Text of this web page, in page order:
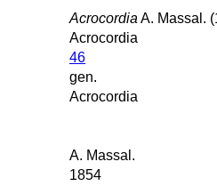
Acrocordia A. Massal.
Acrocordia
46
gen.
Acrocordia
A. Massal.
1854